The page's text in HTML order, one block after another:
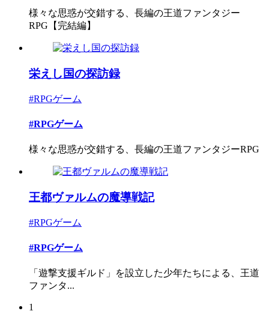
様々な思惑が交錯する、長編の王道ファンタジー
RPG【完結編】
栄えし国の探訪録
#RPGゲーム
#RPGゲーム
様々な思惑が交錯する、長編の王道ファンタジーRPG
王都ヴァルムの魔導戦記
#RPGゲーム
#RPGゲーム
「遊撃支援ギルド」を設立した少年たちによる、王道
ファンタ...
1